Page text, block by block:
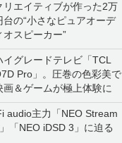
リエイティブが作った2万
台の“小さなピュアオーデ
オスピーカー”
イグレードテレビ「TCL
Pro」。圧巻の色彩美で
画＆ゲームが極上体験に
audio主力「NEO Stream
「NEO iDSD 3」に迫る